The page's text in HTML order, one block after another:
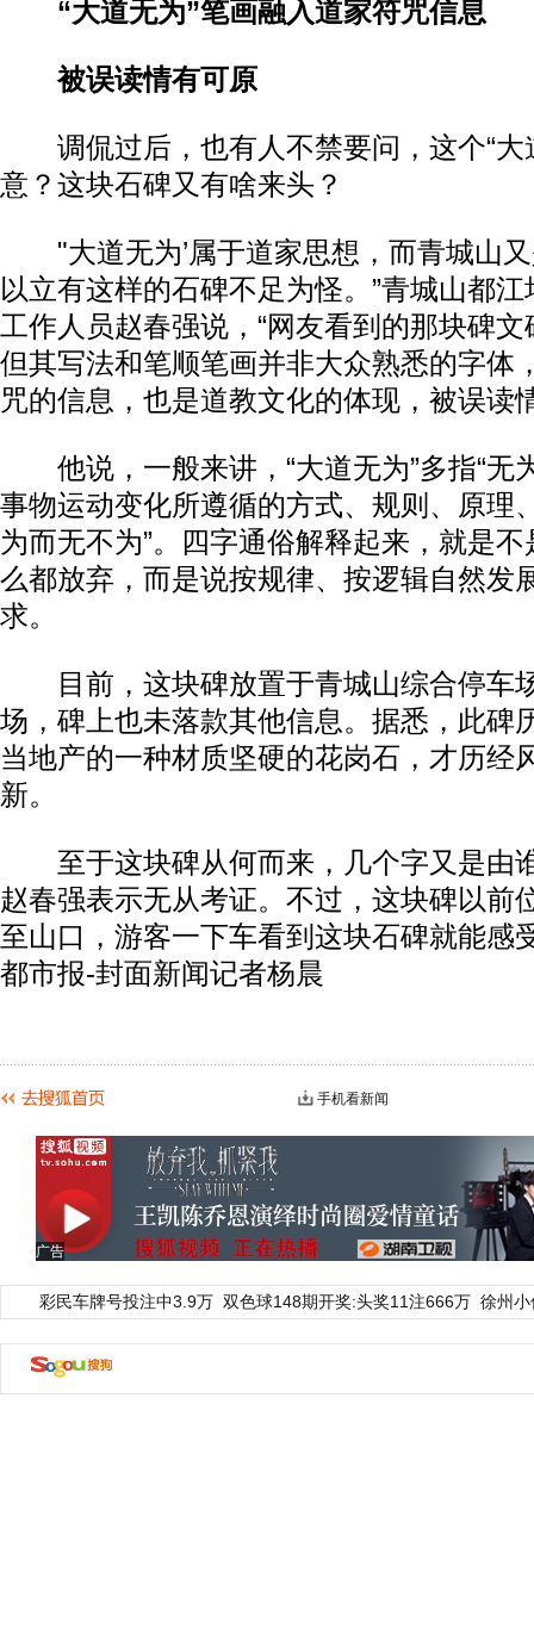
“大道无为”笔画融入道家符咒信息
被误读情有可原
调侃过后，也有人不禁要问，这个“大
意？这块石碑又有啥来头？
"大道无为’属于道家思想，而青城山又
以立有这样的石碑不足为怪。”青城山都
工作人员赵春强说，“网友看到的那块碑
但其写法和笔顺笔画并非大众熟悉的字体
咒的信息，也是道教文化的体现，被误读
他说，一般来讲，“大道无为”多指“无
事物运动变化所遵循的方式、规则、原理
为而无不为”。四字通俗解释起来，就是
么都放弃，而是说按规律、按逻辑自然发
求。
目前，这块碑放置于青城山综合停车
场，碑上也未落款其他信息。据悉，此碑
当地产的一种材质坚硬的花岗石，才历经
新。
至于这块碑从何而来，几个字又是由
赵春强表示无从考证。不过，这块碑以前
至山口，游客一下车看到这块石碑就能感
都市报-封面新闻记者杨晨
手机看新闻
广告
彩民车牌号投注中3.9万 双色球148期开奖:头奖11注666万 徐州